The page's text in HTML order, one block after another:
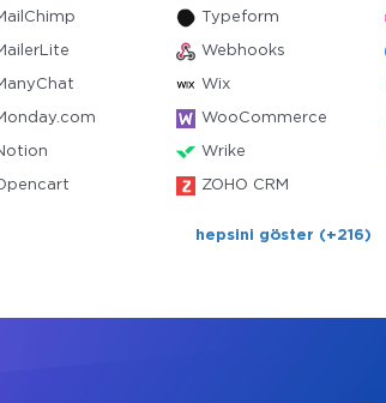
Typeform
Webhooks
Wix
WooCommerce
Wrike
ZOHO CRM
hepsini göster (+216)